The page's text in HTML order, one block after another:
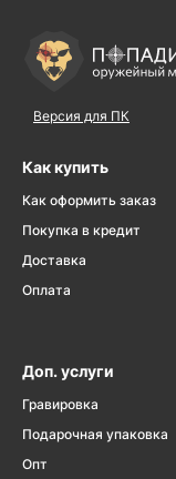
Версия для ПК
Как купить
Как оформить заказ
Покупка в кредит
Доставка
Оплата
Доп. услуги
Гравировка
Подарочная упаковка
Опт